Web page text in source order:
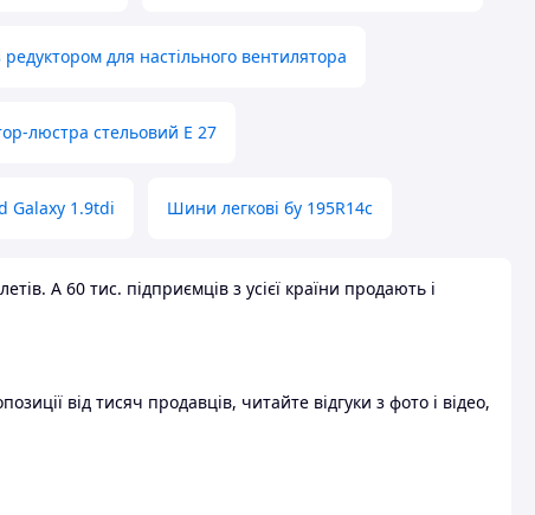
редуктором для настільного вентилятора
люстра стельовий E 27
Galaxy 1.9tdi Шини легкові бу 195R14c
А 60 тис. підприємців з усієї країни продають і
від тисяч продавців, читайте відгуки з фото і відео,